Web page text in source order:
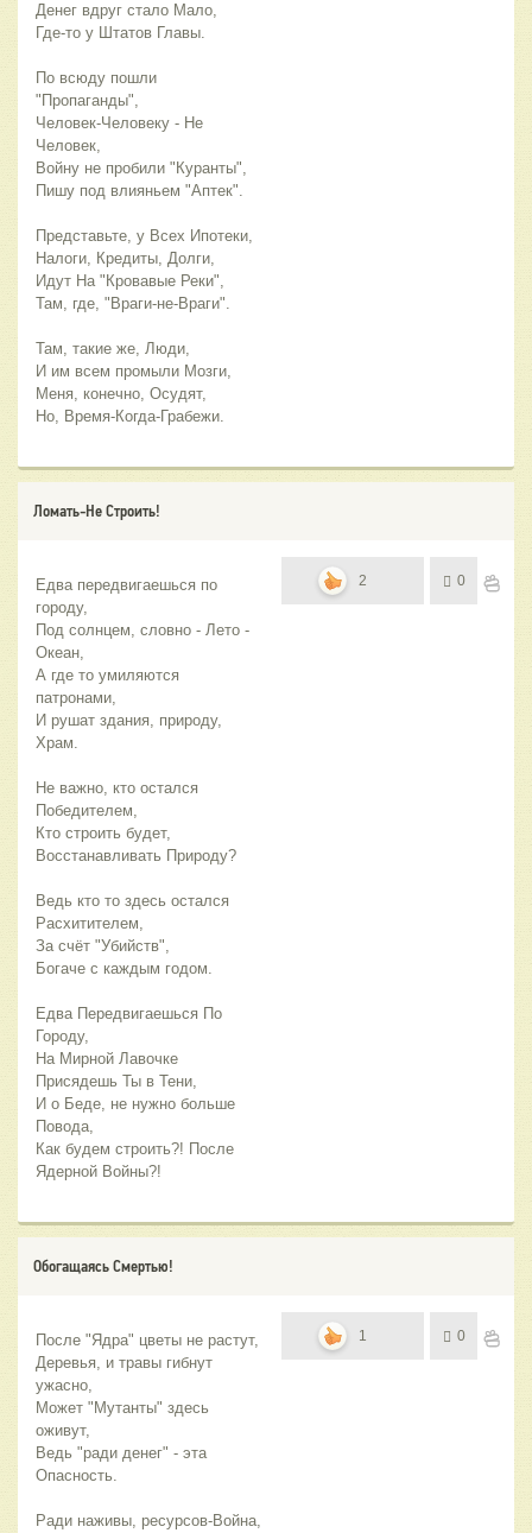
Денег вдруг стало Мало,
Где-то у Штатов Главы.
По всюду пошли
"Пропаганды",
Человек-Человеку - Не
Человек,
Войну не пробили "Куранты",
Пишу под влияньем "Аптек".
Представьте, у Всех Ипотеки,
Налоги, Кредиты, Долги,
Идут На "Кровавые Реки",
Там, где, "Враги-не-Враги".
Там, такие же, Люди,
И им всем промыли Мозги,
Меня, конечно, Осудят,
Но, Время-Когда-Грабежи.
Ломать-Не Строить!
Едва передвигаешься по
городу,
Под солнцем, словно - Лето -
Океан,
А где то умиляются
патронами,
И рушат здания, природу,
Храм.
Не важно, кто остался
Победителем,
Кто строить будет,
Восстанавливать Природу?
Ведь кто то здесь остался
Расхитителем,
За счёт "Убийств",
Богаче с каждым годом.
Едва Передвигаешься По
Городу,
На Мирной Лавочке
Присядешь Ты в Тени,
И о Беде, не нужно больше
Повода,
Как будем строить?! После
Ядерной Войны?!
2 0
Обогащаясь Смертью!
После "Ядра" цветы не растут,
Деревья, и травы гибнут
ужасно,
Может "Мутанты" здесь
оживут,
Ведь "ради денег" - эта
Опасность.
Ради наживы, ресурсов-Война,
1 0